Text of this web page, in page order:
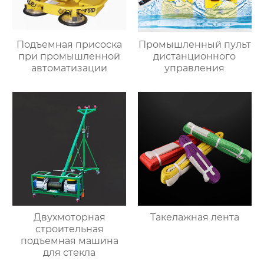
Подъемная присоска
при промышленной
автоматизации
Промышленный пульт
дистанционного
управления
Двухмоторная
строительная
подъемная машина
для стекла
Такелажная лента